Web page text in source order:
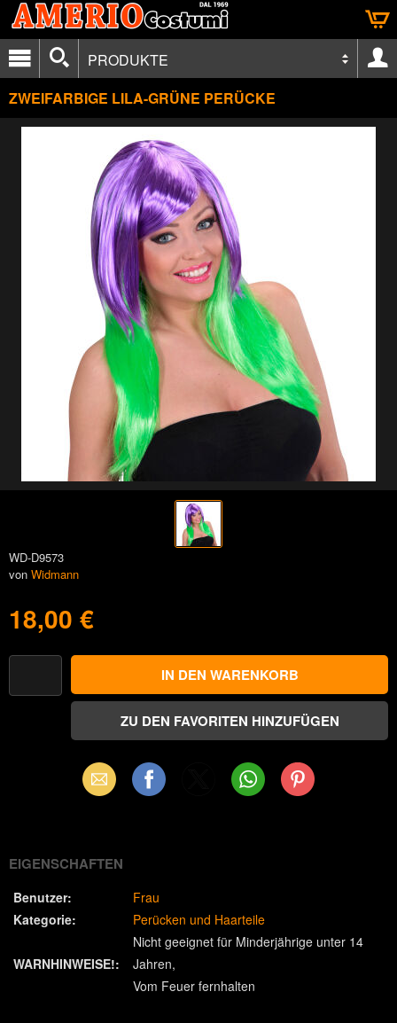
PRODUKTE
ZWEIFARBIGE LILA-GRÜNE PERÜCKE
WD-D9573
von Widmann
18,00 €
Email Facebook WhatsAppPinterest
EIGENSCHAFTEN
Benutzer:
Frau
Kategorie:
Perücken und Haarteile
WARNHINWEISE!:
Nicht geeignet für Minderjährige unter 14
Jahren
Vom Feuer fernhalten